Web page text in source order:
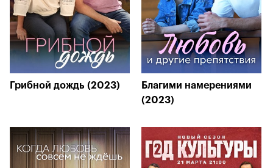
Грибной дождь (2023)
Благими намерениями
(2023)